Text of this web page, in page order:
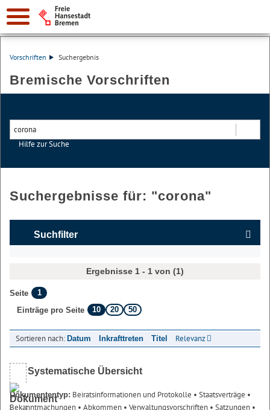
Vorschriften Suchergebnis
Bremische Vorschriften
Hilfe zur Suche
Suchergebnisse für: "corona"
Suchfilter
Ergebnisse 1 - 1 von (1)
Seite
1
Einträge pro Seite
10 20 50
Sortieren nach: Datum Inkrafttreten Titel Relevanz
Systematische Übersicht
Dokumententyp: Beiratsinformationen und Protokolle • Staatsverträge •
Bekanntmachungen • Abkommen • Verwaltungsvorschriften • Satzungen •